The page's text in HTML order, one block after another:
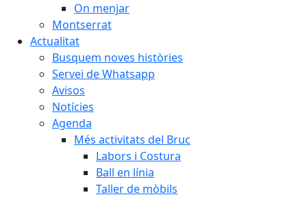
On menjar
Montserrat
Actualitat
Busquem noves històries
Servei de Whatsapp
Avisos
Notícies
Agenda
Més activitats del Bruc
Labors i Costura
Ball en línia
Taller de mòbils